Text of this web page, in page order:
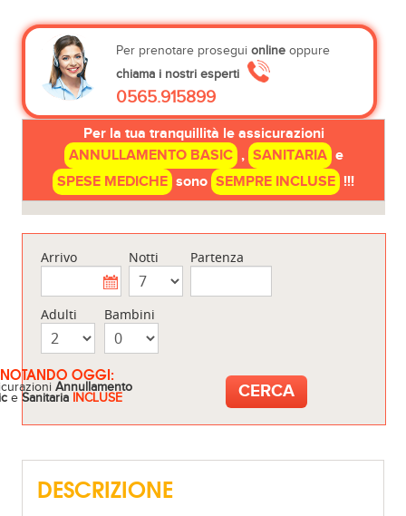
Per prenotare prosegui onlineoppure
chiama i nostri esperti
0565.915899
Per la tua tranquillità le assicurazioni
ANNULLAMENTO BASIC , SANITARIA e
SPESE MEDICHE sono SEMPRE INCLUSE !!!
Arrivo Notti Partenza
Adulti Bambini
OGGI:
Annullamento
eSanitaria INCLUSE
DESCRIZIONE